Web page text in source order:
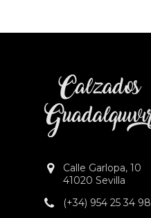
Calle Garlopa, 10
41020 Sevilla
(+34) 954 25 34 98